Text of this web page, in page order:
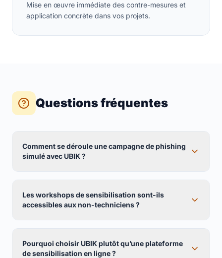
Mise en œuvre immédiate des contre-mesures et
application concrète dans vos projets.
Questions fréquentes
Comment se déroule une campagne de phishing
simulé avec UBIK ?
Les workshops de sensibilisation sont-ils
accessibles aux non-techniciens ?
Pourquoi choisir UBIK plutôt qu’une plateforme
de sensibilisation en ligne ?